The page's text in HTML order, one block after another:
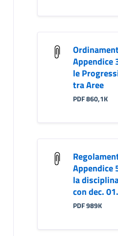
Appendice
le
tra Aree
PDF 860,1K
Appendice
la
con dec.
PDF 989K